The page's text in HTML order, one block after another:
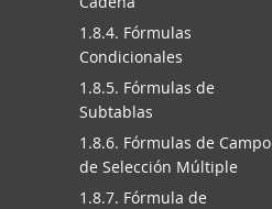
1.8.4. Fórmulas
Condicionales
1.8.5. Fórmulas de
Subtablas
1.8.6. Fórmulas de Campo
de Selección Múltiple
1.8.7. Fórmula de